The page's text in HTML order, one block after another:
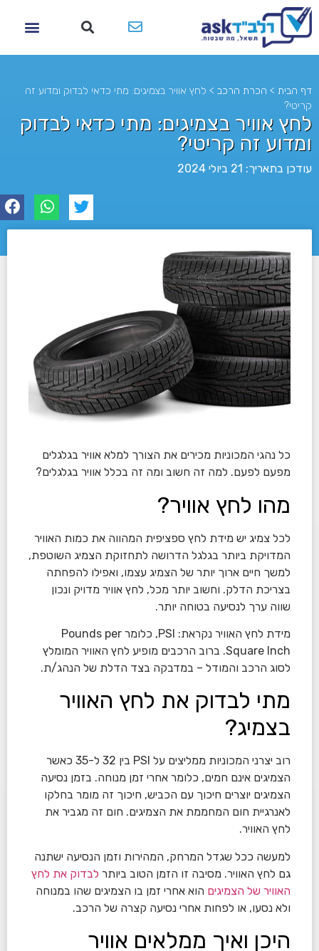
דף הבית > הכרת הרכב > לחץ אוויר בצמיגים: מתי כדאי לבדוק ומדוע זה
קריטי?
לחץ אוויר בצמיגים: מתי כדאי לבדוק
ומדוע זה קריטי?
עודכן בתאריך: 21 ביולי 2024
לא
כל נהגי המכוניות מכירים את הצורך למלא אוויר בגלגלים
מפעם לפעם. למה זה חשוב ומה זה בכלל אוויר בגלגלים?
מהו לחץ אוויר?
לכל צמיג יש מידת לחץ ספציפית המהווה את כמות האוויר
המדויקת ביותר בגלגל הדרושה לתחזוקת הצמיג השוטפת,
למשך חיים ארוך יותר של הצמיג עצמו, ואפילו להפחתה
בצריכת הדלק. וחשוב יותר מכל, לחץ אוויר מדויק ונכון
שווה ערך לנסיעה בטוחה יותר.
מידת לחץ האוויר נקראת: PSI, כלומר Pounds per
Square Inch. ברוב הרכבים מופיע לחץ האוויר המומלץ
לסוג הרכב והמודל – במדבקה בצד הדלת של הנהג/ת.
מתי לבדוק את לחץ האוויר
בצמיג?
רוב יצרני המכוניות ממליצים על PSI בין 32 ל-35 כאשר
הצמיגים אינם חמים, כלומר אחרי זמן מנוחה. בזמן נסיעה
הצמיגים יוצרים חיכוך עם הכביש, חיכוך זה מומר בחלקו
לאנרגיית חום המחממת את הצמיגים. חום זה מגביר את
לחץ האוויר.
למעשה ככל שגדל המרחק, המהירות וזמן הנסיעה ישתנה
גם לחץ האוויר. מסיבה זו הזמן הטוב ביותר לבדוק את לחץ
האוויר של הצמיגים הוא אחרי זמן בו הצמיגים שהו במנוחה
ולא נסעו, או לפחות אחרי נסיעה קצרה של הרכב.
היכן ואיך ממלאים אוויר